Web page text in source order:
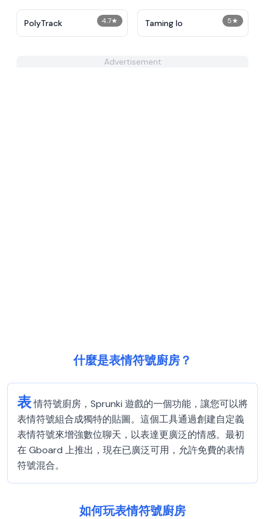
4.7★
PolyTrack 5★
Taming Io
Advertisement
什麼是表情符號廚房？
表情符號廚房，Sprunki 遊戲的一個功能，讓您可以將
表情符號組合成獨特的貼圖。這個工具通過創建自定義
表情符號來增強數位聊天，以表達更廣泛的情感。最初
在 Gboard 上推出，現在已廣泛可用，允許免費的表情
符號混合。
如何玩表情符號廚房